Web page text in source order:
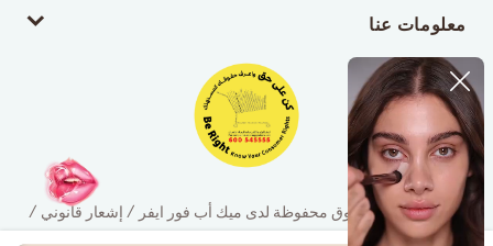
معلومات عنا
© 2026 جميع الحقوق محفوظة لدى ميك أب فور ايفر / إشعار قانوني /
سياسة الخصوصية